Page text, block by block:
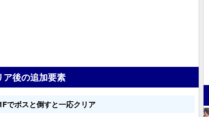
ア後の追加要素
でボスと倒すと一応クリア